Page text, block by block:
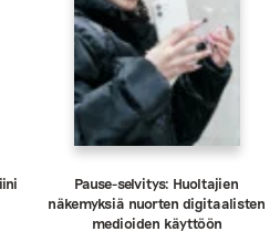
Pause-selvitys: Huoltajien
näkemyksiä nuorten digitaalisten
medioiden käyttöön